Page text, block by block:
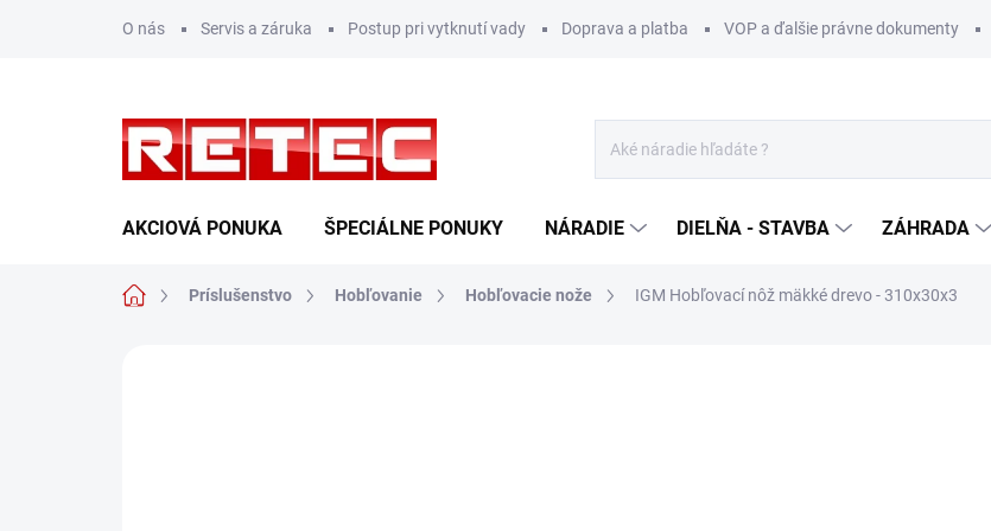
O nás Servis a záruka Postup pri vytknutí vady Doprava a platba VOP a ďalšie právne dokumenty
AKCIOVÁ PONUKA ŠPECIÁLNE PONUKY NÁRADIE DIELŇA - STAVBA ZÁHRADA
DomovPríslušenstvo Hobľovanie Hobľovacie nože IGM Hobľovací nôž mäkké drevo - 310x30x3